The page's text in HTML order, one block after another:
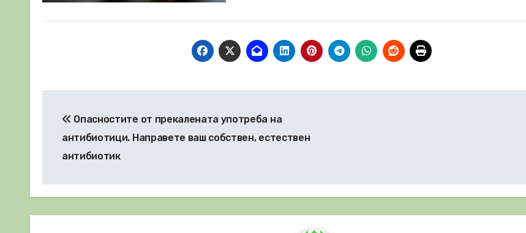
Опасностите от прекалената употреба на
антибиотици. Направете ваш собствен, естествен
антибиотик